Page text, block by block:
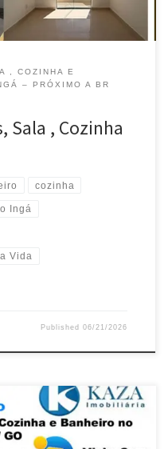
, COZINHA E
– PRÓXIMO A BR
Sala , Cozinha
cozinha
Ingá
Vida
Published06/21/2026